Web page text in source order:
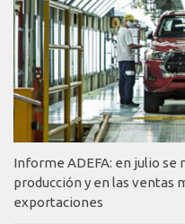
Informe ADEFA: en julio se
producción y en las ventas
exportaciones